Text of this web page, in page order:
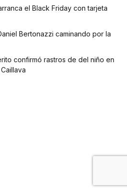
el Black Friday con tarjeta
Bertonazzi caminando por la
confirmó rastros de del niño en